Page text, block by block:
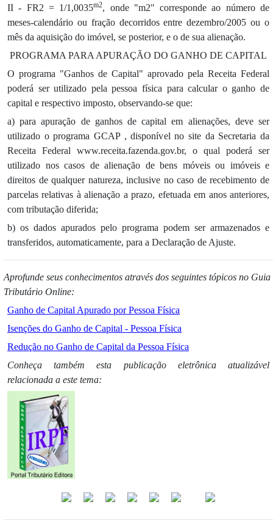
II - FR2 = 1/1,0035m2, onde "m2" corresponde ao número de
meses-calendário ou fração decorridos entre dezembro/2005 ou o
mês da aquisição do imóvel, se posterior, e o de sua alienação.
PROGRAMA PARA APURAÇÃO DO GANHO DE CAPITAL
O programa "Ganhos de Capital" aprovado pela Receita Federal
poderá ser utilizado pela pessoa física para calcular o ganho de
capital e respectivo imposto, observando-se que:
a) para apuração de ganhos de capital em alienações, deve ser
utilizado o programa GCAP , disponível no site da Secretaria da
Receita Federal www.receita.fazenda.gov.br, o qual poderá ser
utilizado nos casos de alienação de bens móveis ou imóveis e
direitos de qualquer natureza, inclusive no caso de recebimento de
parcelas relativas à alienação a prazo, efetuada em anos anteriores,
com tributação diferida;
b) os dados apurados pelo programa podem ser armazenados e
transferidos, automaticamente, para a Declaração de Ajuste.
Aprofunde seus conhecimentos através dos seguintes tópicos no Guia
Tributário Online:
Ganho de Capital Apurado por Pessoa Física
Isenções do Ganho de Capital - Pessoa Física
Redução no Ganho de Capital da Pessoa Física
Conheça também esta publicação eletrônica atualizável
relacionada a este tema: